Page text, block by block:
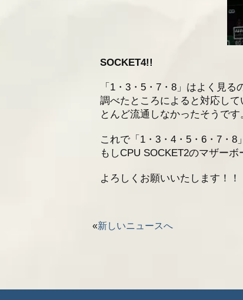
SOCKET4!!
「1・3・5・7・8」はよく見る
調べたところによると対応し
とんど流通しなかったそうで
これで「1・3・4・5・6・7・8
もしCPU SOCKET2のマザー
よろしくお願いいたします！！
«新しいニュースへ